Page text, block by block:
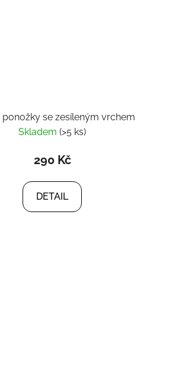
ponožky se zesíleným vrchem
Skladem (>5 ks)
290 Kč
DETAIL